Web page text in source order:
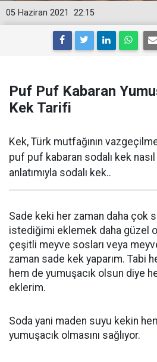
22:15
05 Haziran 2021
Puf Puf Kabaran
Kek Tarifi
Kek, Türk mutfağının
puf puf kabaran sodalı kek nasıl
anlatımıyla sodalı kek..
Sade keki her zaman daha çok
istediğimi eklemek daha güzel
çeşitli meyve sosları veya
zaman sade kek yaparım. Tabi
hem de yumuşacık olsun diye
eklerim.
Soda yani maden suyu kekin
yumuşacık olmasını sağlıyor.